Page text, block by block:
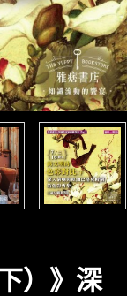
）》深